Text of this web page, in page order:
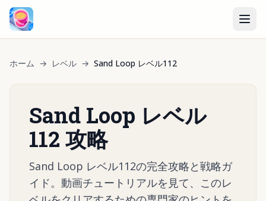
ホーム → レベル → Sand Loop レベル112
Sand Loop レベル
112 攻略
Sand Loop レベル112の完全攻略と戦略ガ
イド。動画チュートリアルを見て、このレ